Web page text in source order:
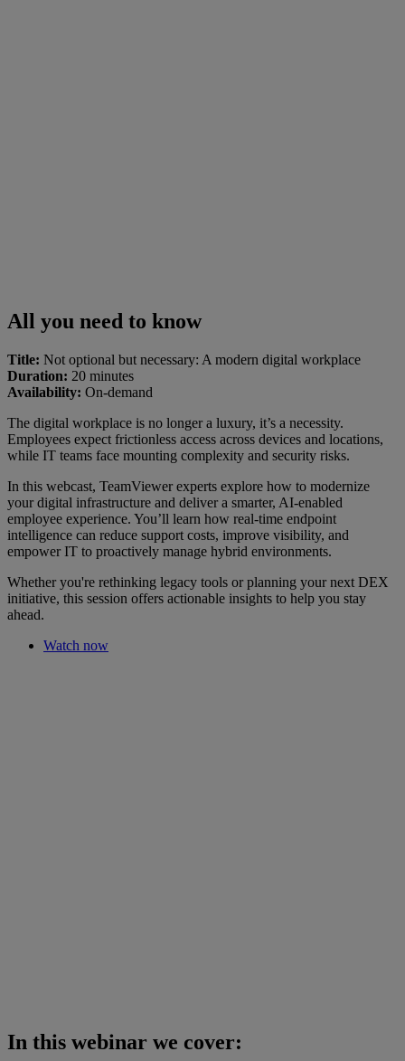
All you need to know
Title: Not optional but necessary: A modern digital workplace
Duration: 20 minutes
Availability: On-demand
The digital workplace is no longer a luxury, it’s a necessity.
Employees expect frictionless access across devices and locations,
while IT teams face mounting complexity and security risks.
In this webcast, TeamViewer experts explore how to modernize
your digital infrastructure and deliver a smarter, AI-enabled
employee experience. You’ll learn how real-time endpoint
intelligence can reduce support costs, improve visibility, and
empower IT to proactively manage hybrid environments.
Whether you're rethinking legacy tools or planning your next DEX
initiative, this session offers actionable insights to help you stay
ahead.
Watch now
In this webinar we cover: